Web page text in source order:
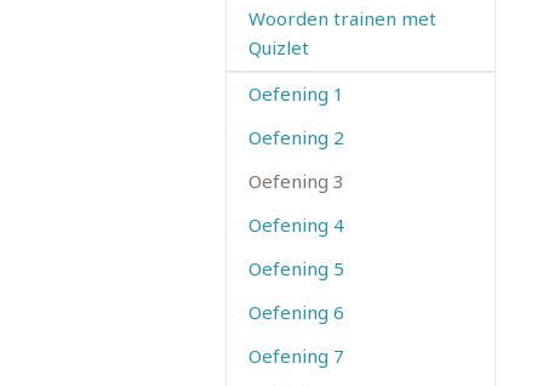
Woorden trainen met
Quizlet
Oefening 1
Oefening 2
Oefening 3
Oefening 4
Oefening 5
Oefening 6
Oefening 7